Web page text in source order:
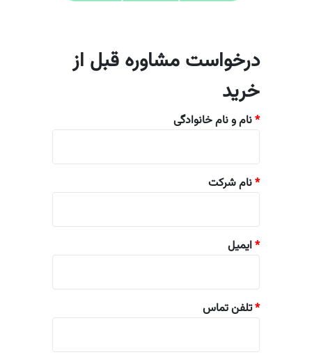
درخواست مشاوره قبل از
خرید
*
*
*
*تلفن تماس